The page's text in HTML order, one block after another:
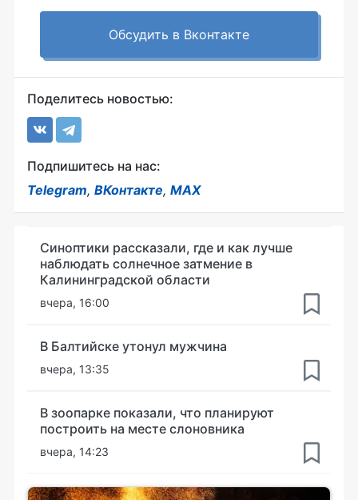
Обсудить в Вконтакте
Поделитесь новостью:
Подпишитесь на нас:
Telegram, ВКонтакте, MAX
Синоптики рассказали, где и как лучше
наблюдать солнечное затмение в
Калининградской области
вчера, 16:00
В Балтийске утонул мужчина
вчера, 13:35
В зоопарке показали, что планируют
построить на месте слоновника
вчера, 14:23